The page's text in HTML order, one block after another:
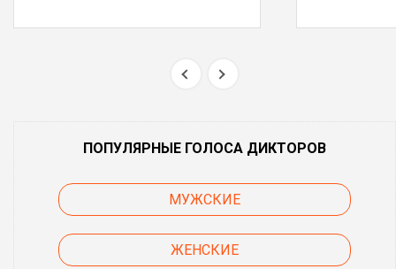
ПОПУЛЯРНЫЕ ГОЛОСА ДИКТОРОВ
МУЖСКИЕ
ЖЕНСКИЕ